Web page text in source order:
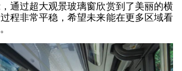
通过超大观景玻璃窗欣赏到了美丽的横
程非常平稳，希望未来能在更多区域看